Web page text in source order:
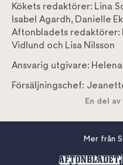
Kökets redaktörer: Lina
Isabel Agardh, Danielle
Aftonbladets redaktörer:
Vidlund och Lisa Nilsson
Ansvarig utgivare:
Försäljningschef:
En del av
Mer från